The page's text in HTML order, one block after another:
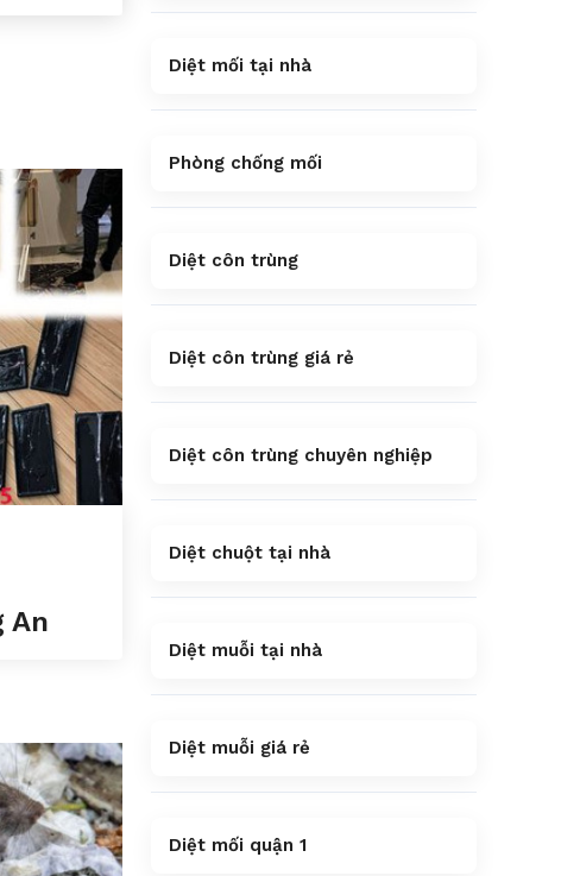
An
Diệt mối tại nhà
Phòng chống mối
Diệt côn trùng
Diệt côn trùng giá rẻ
Diệt côn trùng chuyên nghiệp
Diệt chuột tại nhà
Diệt muỗi tại nhà
Diệt muỗi giá rẻ
Diệt mối quận 1